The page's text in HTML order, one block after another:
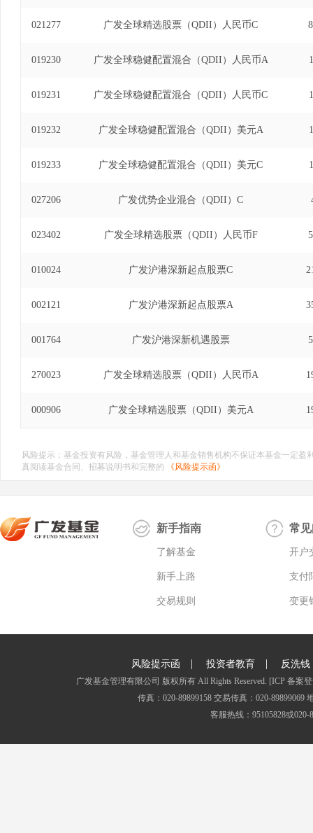
广发中小盘精选混合型证券投资基金基金经理(
力股票型证券投资基金基金经理(自2018年5月
期开放混合型证券投资基金（QDII）基金经理(
港深价值精选混合型证券投资基金基金经理(自
长精选股票型证券投资基金基金经理(自2020年9
021277 广发全球精选股票（QDII）人民币C
019230 广发全球稳健配置混合（QDII）人民币A
019231 广发全球稳健配置混合（QDII）人民币C
019232 广发全球稳健配置混合（QDII）美元A
019233 广发全球稳健配置混合（QDII）美元C
027206 广发优势企业混合（QDII）C
023402 广发全球精选股票（QDII）人民币F
010024 广发沪港深新起点股票C
002121 广发沪港深新起点股票A
001764 广发沪港深新机遇股票
270023 广发全球精选股票（QDII）人民币A
000906 广发全球精选股票（QDII）美元A
风险提示：基金投资有风险，基金管理人和基金销售机构不保证本基金一定
真阅读基金合同、招募说明书和完整的
《风险提示函》
新手指南
了解基金
新手上路
交易规则
常
开户
支付
变更
风险提示函 | 投资者教育 | 反洗钱
广发基金管理有限公司 版权所有 All Rights Reserved. [ICP 备案
传真：020-89899158 交易传真：020-
客服热线：95105828或020-